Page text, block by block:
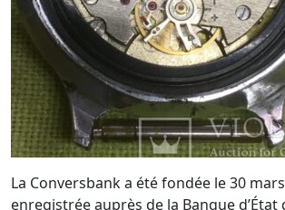
La Conversbank a été fondée le 30
enregistrée auprès de la Banque d’État